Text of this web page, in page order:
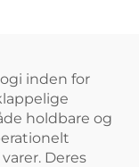
inden for
holdbare og
Deres